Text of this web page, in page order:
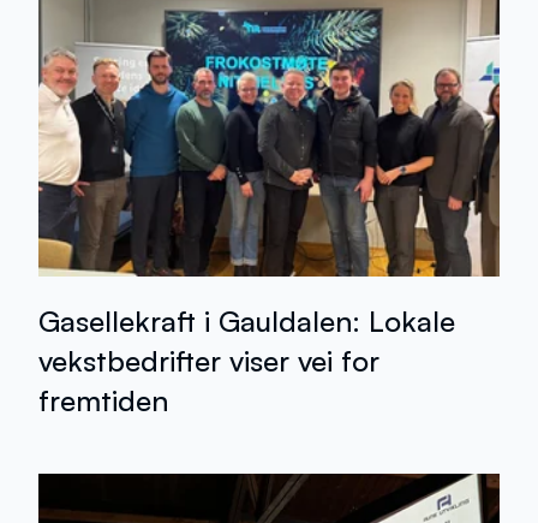
Gasellekraft i Gauldalen: Lokale
vekstbedrifter viser vei for
fremtiden